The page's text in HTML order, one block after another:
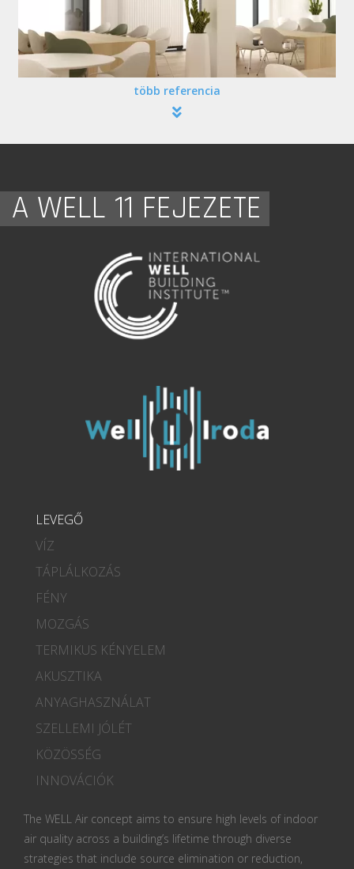
több referencia
A WELL 11 FEJEZETE
LEVEGŐ
VÍZ
TÁPLÁLKOZÁS
FÉNY
MOZGÁS
TERMIKUS KÉNYELEM
AKUSZTIKA
ANYAGHASZNÁLAT
SZELLEMI JÓLÉT
KÖZÖSSÉG
INNOVÁCIÓK
The WELL Air concept aims to ensure high levels of indoor
air quality across a building’s lifetime through diverse
strategies that include source elimination or reduction,